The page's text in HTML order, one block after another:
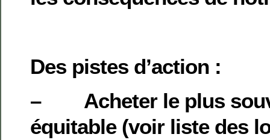
Des pistes d’action :
– Acheter le plus
équitable (voir liste des